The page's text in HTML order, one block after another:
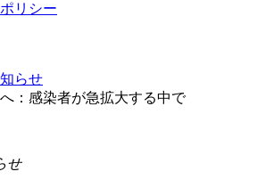
リシー
らせ
：感染者が急拡大する中で
せ